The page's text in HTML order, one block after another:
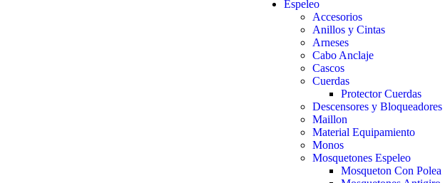
Espeleo
Accesorios
Anillos y Cintas
Arneses
Cabo Anclaje
Cascos
Cuerdas
Protector Cuerdas
Descensores y Bloqueadores
Maillon
Material Equipamiento
Monos
Mosquetones Espeleo
Mosqueton Con Polea